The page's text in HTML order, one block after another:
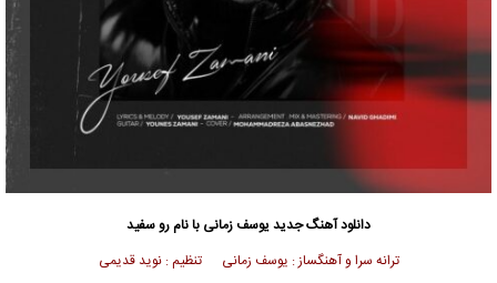
دانلود آهنگ جدیدیوسف زمانی با نام رو سفید
ترانه سرا و آهنگساز : یوسف زمانی تنظیم : نوید قدیمی